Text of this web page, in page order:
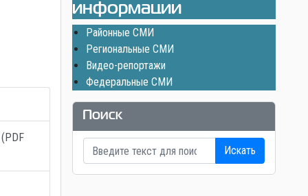
информации
Районные СМИ
Региональные СМИ
Видео-репортажи
Федеральные СМИ
Поиск
Искать